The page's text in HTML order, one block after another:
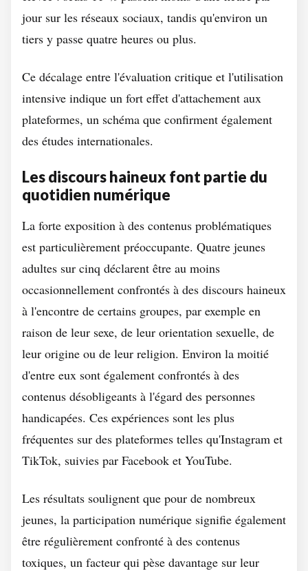
jour sur les réseaux sociaux, tandis qu'environ un
tiers y passe quatre heures ou plus.
Ce décalage entre l'évaluation critique et l'utilisation
intensive indique un fort effet d'attachement aux
plateformes, un schéma que confirment également
des études internationales.
Les discours haineux font partie du
quotidien numérique
La forte exposition à des contenus problématiques
est particulièrement préoccupante. Quatre jeunes
adultes sur cinq déclarent être au moins
occasionnellement confrontés à des discours haineux
à l'encontre de certains groupes, par exemple en
raison de leur sexe, de leur orientation sexuelle, de
leur origine ou de leur religion. Environ la moitié
d'entre eux sont également confrontés à des
contenus désobligeants à l'égard des personnes
handicapées. Ces expériences sont les plus
fréquentes sur des plateformes telles qu'Instagram et
TikTok, suivies par Facebook et YouTube.
Les résultats soulignent que pour de nombreux
jeunes, la participation numérique signifie également
être régulièrement confronté à des contenus
toxiques, un facteur qui pèse davantage sur leur